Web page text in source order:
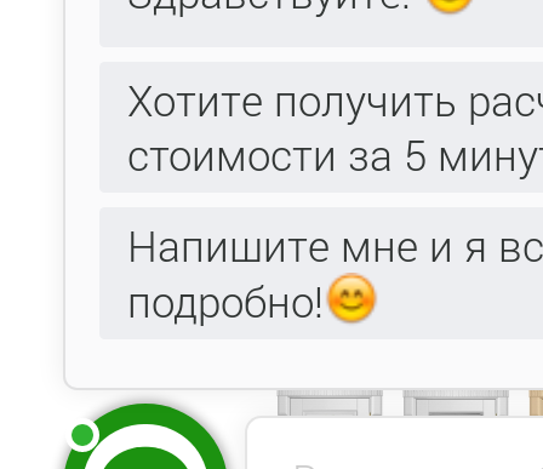
Византия(1099)
коллекция Византия